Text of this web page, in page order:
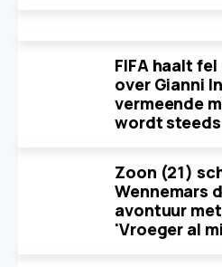
FIFA haalt
over Gianni
vermeende
wordt
Zoon (21)
Wennemars
avontuur
'Vroeger al